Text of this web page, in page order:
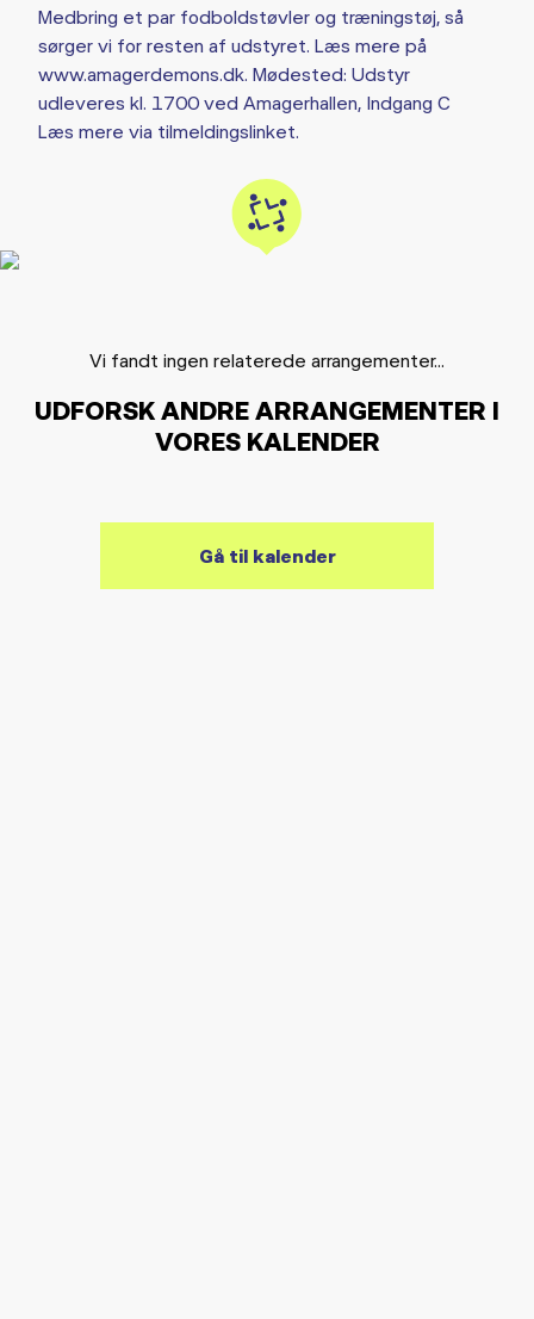
Medbring et par fodboldstøvler og træningstøj, så
sørger vi for resten af udstyret. Læs mere på
www.amagerdemons.dk. Mødested: Udstyr
udleveres kl. 1700 ved Amagerhallen, Indgang C
Læs mere via tilmeldingslinket.
Vi fandt ingen relaterede arrangementer...
UDFORSK ANDRE ARRANGEMENTER I
VORES KALENDER
Gå til kalender